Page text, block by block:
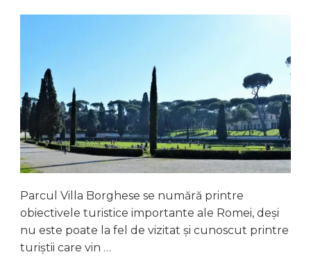
Parcul Villa Borghese se numără printre
obiectivele turistice importante ale Romei, deși
nu este poate la fel de vizitat și cunoscut printre
turiștii care vin …